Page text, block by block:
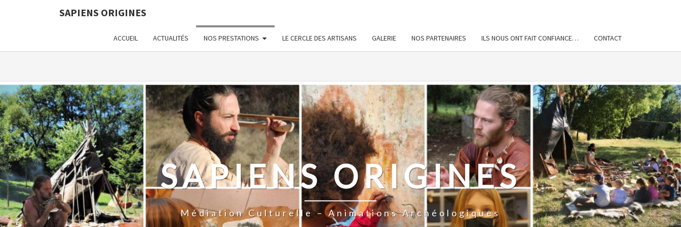
: Constant WP_CRON_LOCK_TIMEOUT already defined in/htdocs/wp-config.php
SAPIENS ORIGINES
ACCUEIL ACTUALITÉS NOS PRESTATIONS LE CERCLE DES ARTISANS GALERIE NOS PARTENAIRES ILS NOUS ONT FAIT CONFIANCE… CONTACT
SAPIENS ORIGINES
Médiation Culturelle – Animations Archéologiques